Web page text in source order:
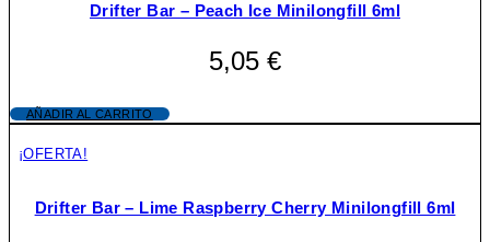
Drifter Bar – Peach Ice Minilongfill 6ml
5,05 €
AÑADIR AL CARRITO
¡OFERTA!
Drifter Bar – Lime Raspberry Cherry Minilongfill 6ml